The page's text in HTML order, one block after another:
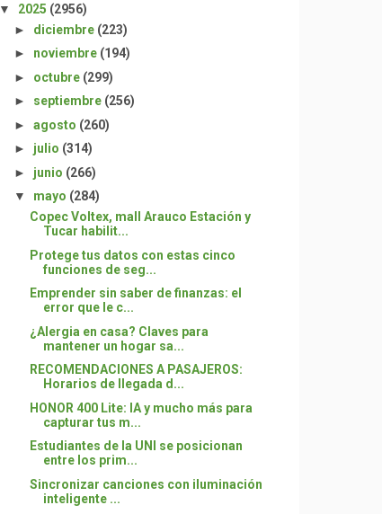
▼ 2025 (2956)
► diciembre (223)
► noviembre (194)
► octubre (299)
► septiembre (256)
► agosto (260)
► julio (314)
► junio (266)
▼ mayo (284)
Copec Voltex, mall Arauco Estación y
Tucar habilit...
Protege tus datos con estas cinco
funciones de seg...
Emprender sin saber de finanzas: el
error que le c...
¿Alergia en casa? Claves para
mantener un hogar sa...
RECOMENDACIONES A PASAJEROS:
Horarios de llegada d...
HONOR 400 Lite: IA y mucho más para
capturar tus m...
Estudiantes de la UNI se posicionan
entre los prim...
Sincronizar canciones con iluminación
inteligente ...